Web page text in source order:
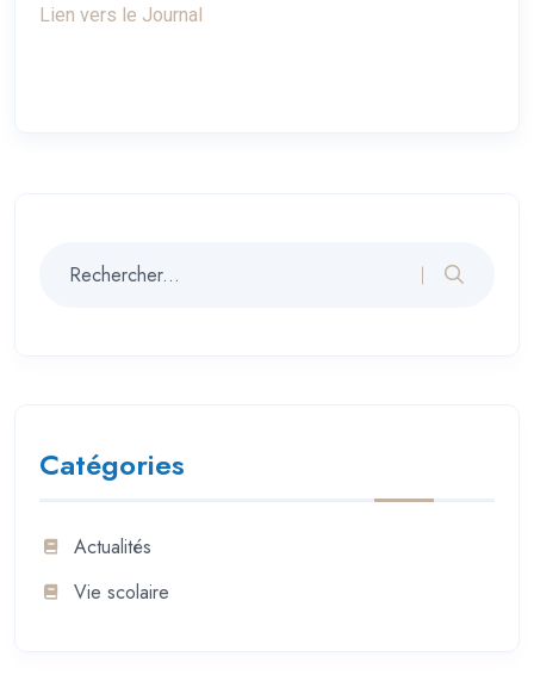
Lien vers le Journal
Catégories
Actualités
Vie scolaire